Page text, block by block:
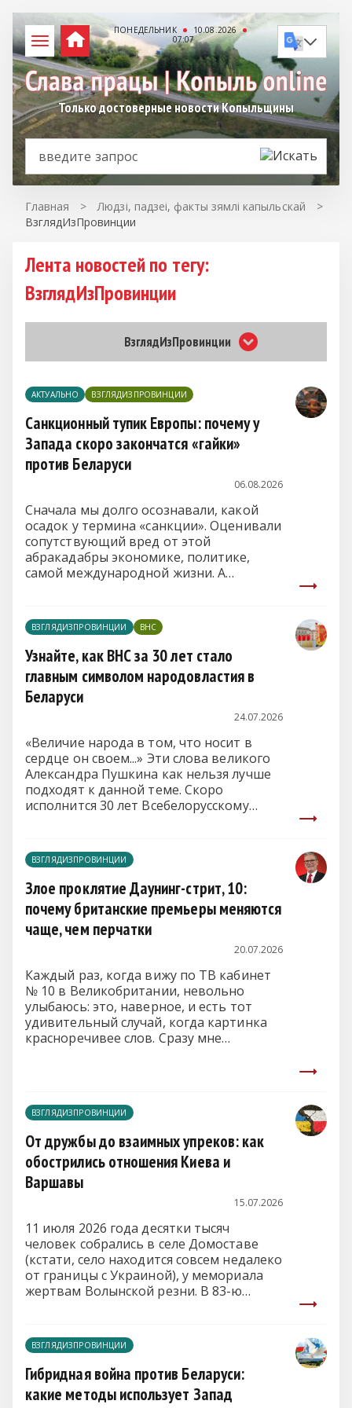
ПОНЕДЕЛЬНИК
10.08.2026
07:07
Только достоверные новости Копыльщины
Главная > Людзі, падзеі, факты зямлі капыльскай
>
ВзглядИзПровинции
Лента новостей по тегу:
ВзглядИзПровинции
ВзглядИзПровинции
АКТУАЛЬНО ВЗГЛЯДИЗПРОВИНЦИИ
Санкционный тупик Европы: почему у
Запада скоро закончатся «гайки»
против Беларуси
06.08.2026
Сначала мы долго осознавали, какой
осадок у термина «санкции». Оценивали
сопутствующий вред от этой
абракадабры экономике, политике,
самой международной жизни. А
шире – Европы и США) ввел в обиход
выражение «стрелять себе в ногу».
ВЗГЛЯДИЗПРОВИНЦИИ ВНС
Узнайте, как ВНС за 30 лет стало
главным символом народовластия в
Беларуси
24.07.2026
«Величие народа в том, что носит в
сердце он своем...» Эти слова великого
Александра Пушкина как нельзя лучше
подходят к данной теме. Скоро
исполнится 30 лет Всебелорусскому
ВЗГЛЯДИЗПРОВИНЦИИ
Злое проклятие Даунинг-стрит, 10:
почему британские премьеры меняются
чаще, чем перчатки
20.07.2026
Каждый раз, когда вижу по ТВ кабинет
№ 10 в Великобритании, невольно
улыбаюсь: это, наверное, и есть тот
удивительный случай, когда картинка
красноречивее слов. Сразу мне
«Палата № 6», впервые опубликованная
в 1892-м в журнале «Русская мысль».
ВЗГЛЯДИЗПРОВИНЦИИ
От дружбы до взаимных упреков: как
обострились отношения Киева и
Варшавы
15.07.2026
11 июля 2026 года десятки тысяч
человек собрались в селе Домоставе
(кстати, село находится совсем недалеко
от границы с Украиной), у мемориала
жертвам Волынской резни. В 83-ю
ВЗГЛЯДИЗПРОВИНЦИИ
Гибридная война против Беларуси:
какие методы использует Запад